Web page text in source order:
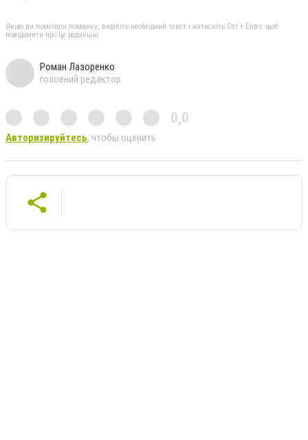
Якщо ви помітили помилку, виділіть необхідний текст і натисніть Ctrl + Enter, щоб
повідомити про це редакцію
Роман Лазоренко
головний редактор
0,0
Авторизируйтесь, чтобы оценить